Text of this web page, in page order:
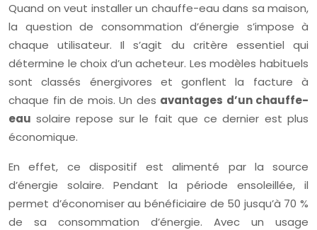
Quand on veut installer un chauffe-eau dans sa maison,
la question de consommation d’énergie s’impose à
chaque utilisateur. Il s’agit du critère essentiel qui
détermine le choix d’un acheteur. Les modèles habituels
sont classés énergivores et gonflent la facture à
chaque fin de mois. Un des avantages d’un chauffe-
eau solaire repose sur le fait que ce dernier est plus
économique.
En effet, ce dispositif est alimenté par la source
d’énergie solaire. Pendant la période ensoleillée, il
permet d’économiser au bénéficiaire de 50 jusqu’à 70 %
de sa consommation d’énergie. Avec un usage